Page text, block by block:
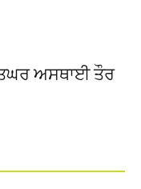
ਅਸਥਾਈ ਤੌਰ